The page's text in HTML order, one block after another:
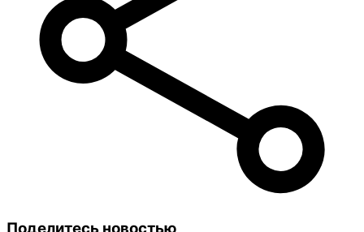
Поделитесь новостью